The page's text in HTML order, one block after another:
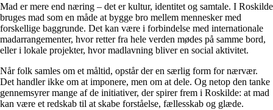
Mad er mere end næring – det er kultur, identitet og samtale. I Roskilde
bruges mad som en måde at bygge bro mellem mennesker med
forskellige baggrunde. Det kan være i forbindelse med internationale
madarrangementer, hvor retter fra hele verden mødes på samme bord,
eller i lokale projekter, hvor madlavning bliver en social aktivitet.
Når folk samles om et måltid, opstår der en særlig form for nærvær.
Det handler ikke om at imponere, men om at dele. Og netop den tanke
gennemsyrer mange af de initiativer, der spirer frem i Roskilde: at mad
kan være et redskab til at skabe forståelse, fællesskab og glæde.